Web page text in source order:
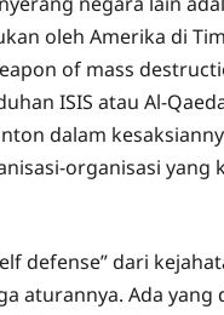
oleh Amerika di
of mass
ISIS atau Al-
dalam
organisasi yang
defense” dari
aturannya. Ada